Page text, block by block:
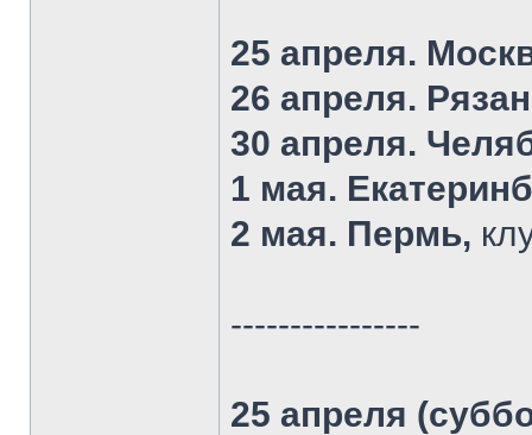
25 апреля.
26 апреля.
30 апреля.
1 мая.
2 мая. Пермь,
----------------
25 апреля